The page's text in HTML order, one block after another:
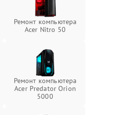
Ремонт компьютера
Acer Nitro 50
Ремонт компьютера
Acer Predator Orion
5000